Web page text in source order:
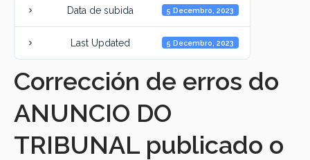
Data de subida 5 Decembro, 2023
Last Updated 5 Decembro, 2023
Corrección de erros do
ANUNCIO DO
TRIBUNAL publicado o